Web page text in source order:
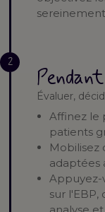
2
Évaluer,
Affinez le
patients
Mobilisez
adaptées
Appuyez-
sur